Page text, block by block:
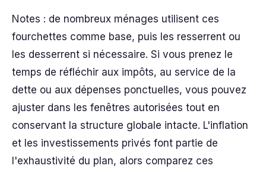
Notes : de nombreux ménages utilisent ces
fourchettes comme base, puis les resserrent ou
les desserrent si nécessaire. Si vous prenez le
temps de réfléchir aux impôts, au service de la
dette ou aux dépenses ponctuelles, vous pouvez
ajuster dans les fenêtres autorisées tout en
conservant la structure globale intacte. L'inflation
et les investissements privés font partie de
l'exhaustivité du plan, alors comparez ces